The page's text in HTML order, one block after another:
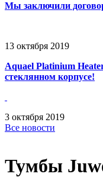
Мы заключили
13 октября 2019
Aquael Platinium
стеклянном корпусе!
3 октября 2019
Все новости
Тумбы